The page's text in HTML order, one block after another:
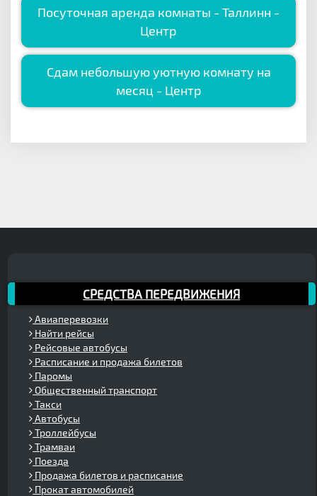
Посуточная аренда комнаты - Таллинн -
Центр
Сдам небольшую уютную комнату на
месяц - Центр
СРЕДСТВА ПЕРЕДВИЖЕНИЯ
Авиаперевозки
Найти рейсы
Рейсовые автобусы
Расписание и продажа билетов
Паромы
Общественный транспорт
Такси
Автобусы
Троллейбусы
Трамваи
Поезда
Продажа билетов и расписание
Прокат автомобилей